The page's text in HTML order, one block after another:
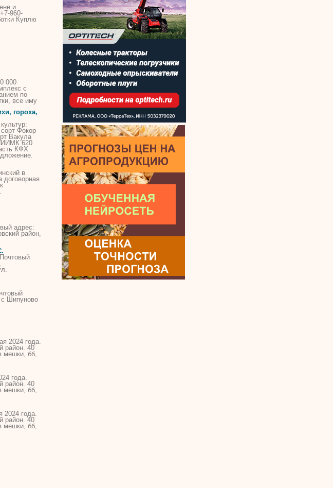
и
960-
Куплю
000
с
по
все иму
гороха,
Фокор
Вакула
620
КФХ
в
договорная
адрес:
район,
с Шипуново
2024 года.
район. 40
мешки, бб,
года.
район. 40
мешки, бб,
2024 года.
район. 40
мешки, бб,